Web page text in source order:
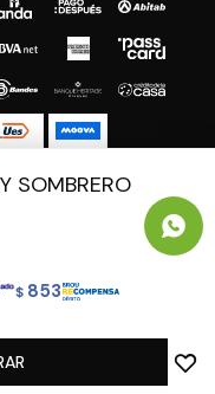
SOMBRERO
$ 853